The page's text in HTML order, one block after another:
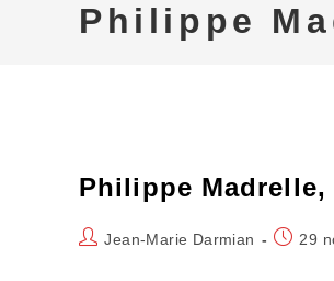
Philippe
Philippe
Auteur/autrice
Jean-Marie Darmian 29